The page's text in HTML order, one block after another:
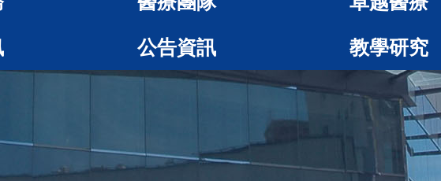
公告資訊 教學研究